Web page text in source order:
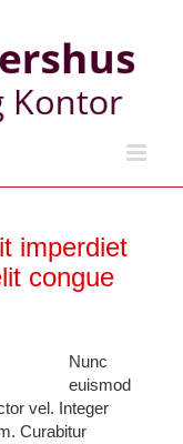
imperdiet
congue
Nunc
euismod
vel. Integer
Curabitur